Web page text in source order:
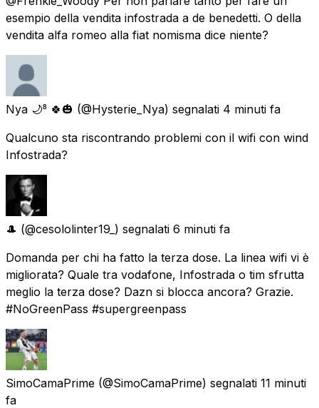
esempio della vendita infostrada a de benedetti. O della
vendita alfa romeo alla fiat nomisma dice niente?
Nya 🌙⁸ 🍀🎃 (@Hysterie_Nya) segnalati 4 minuti fa
Qualcuno sta riscontrando problemi con il wifi con wind
Infostrada?
🎩 (@cesololinter19_) segnalati 6 minuti fa
Domanda per chi ha fatto la terza dose. La linea wifi vi è
migliorata? Quale tra vodafone, Infostrada o tim sfrutta
meglio la terza dose? Dazn si blocca ancora? Grazie.
#NoGreenPass #supergreenpass
SimoCamaPrime (@SimoCamaPrime) segnalati 11 minuti
fa